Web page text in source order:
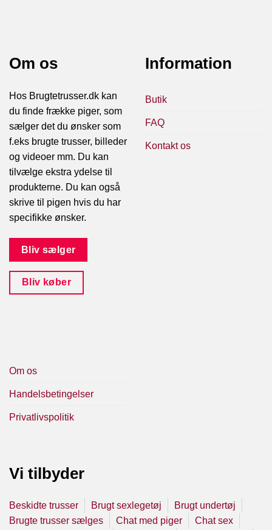
Om os
Hos Brugtetrusser.dk kan
du finde frække piger, som
sælger det du ønsker som
f.eks brugte trusser, billeder
og videoer mm. Du kan
tilvælge ekstra ydelse til
produkterne. Du kan også
skrive til pigen hvis du har
specifikke ønsker.
Bliv sælger
Bliv køber
Information
Butik
FAQ
Kontakt os
Om os
Handelsbetingelser
Privatlivspolitik
Vi tilbyder
Beskidte trusser Brugt sexlegetøj
Brugt undertøj
Brugte trusser sælges
Chat med piger Chat sex